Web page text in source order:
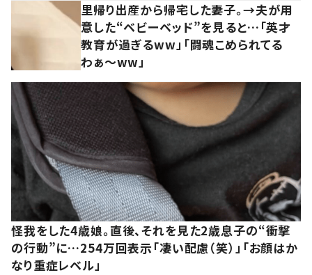
里帰り出産から帰宅した妻子。→夫が用
意した“ベビーベッド”を見ると…「英才
教育が過ぎるww」「闘魂こめられてる
わぁ～ww」
怪我をした4歳娘。直後、それを見た2歳息子の“衝撃
の行動”に…254万回表示「凄い配慮（笑）」「お顔はか
なり重症レベル」